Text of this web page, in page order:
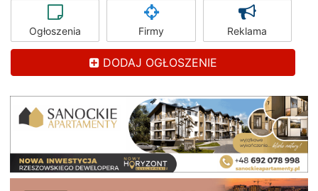
Ogłoszenia Firmy Reklama
DODAJ OGŁOSZENIE